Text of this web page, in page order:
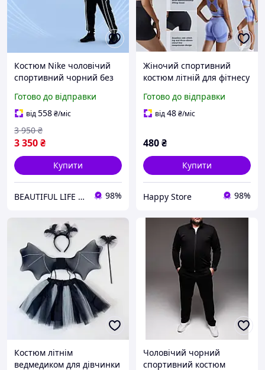
Костюм Nike чоловічий
спортивний чорний без
рефлектив штани на
резинці для бігу та
відпочинку Костюми найк
Готово до відправки
від558₴/міс
3 350₴
3 950 ₴
Купити
BEAUTIFUL LIFE інтернет-магазин 98%
Жіночий спортивний
костюм літній для фітнесу
кольорів S/M 45-65 кг
Готово до відправки
від48₴/міс
480₴
Купити
Happy Store 98%
Костюм літнім
ведмедиком для дівчинки
Чоловічий чорний
спортивний костюм